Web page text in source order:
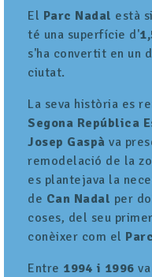
El Parc Nadal està
té una superfície d'
s'ha convertit en un
ciutat.
La seva història es
Segona República
Josep Gaspà va
remodelació de la
es plantejava la
de Can Nadal per
coses, del seu
conèixer com el
Entre 1994 i 1996